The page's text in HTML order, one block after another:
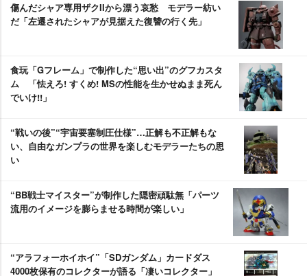
傷んだシャア専用ザクIIから漂う哀愁 モデラー紡い
だ「左遷されたシャアが見据えた復讐の行く先」
食玩「Gフレーム」で制作した“思い出”のグフカスタ
ム 「怯えろ! すくめ! MSの性能を生かせぬまま死ん
でいけ!!」
“戦いの後”“宇宙要塞制圧仕様”…正解も不正解もな
い、自由なガンプラの世界を楽しむモデラーたちの思
い
“BB戦士マイスター”が制作した隠密頑駄無「パーツ
流用のイメージを膨らませる時間が楽しい」
“アラフォーホイホイ”「SDガンダム」カードダス
4000枚保有のコレクターが語る「凄いコレクター」